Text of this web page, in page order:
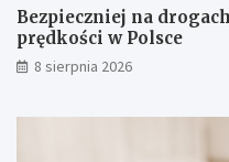
n
y
c
h
o
l
e
p
Bezpieczniej na
prędkości w Polsce
8 sierpnia 2026